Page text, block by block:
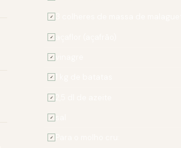
✓
✓
✓
✓
✓
✓
✓